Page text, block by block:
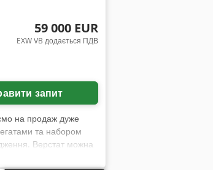
1 Продуктивність
модулів із
модуль,
зверху, для
з 10 позиціями 1
є»), на основі
вивезенням та несе
8359
59 000 EUR
EXW VB додається ПДВ
запит
на продаж дуже
та набором
Верстат можна